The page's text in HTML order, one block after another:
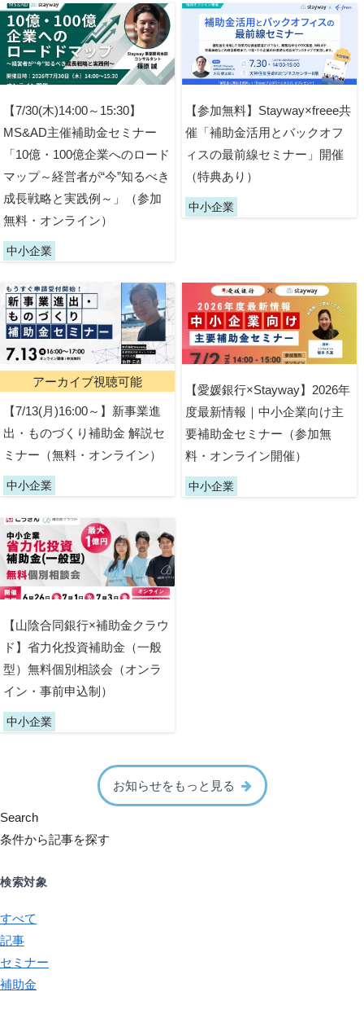
【7/30(木)14:00～15:30】
MS&AD主催補助金セミナー
「10億・100億企業へのロード
マップ～経営者が“今”知るべき
成長戦略と実践例～」（参加
無料・オンライン）
中小企業
【参加無料】Stayway×freee共
催「補助金活用とバックオフ
ィスの最前線セミナー」開催
（特典あり）
中小企業
アーカイブ視聴可能
【7/13(月)16:00～】新事業進
出・ものづくり補助金 解説セ
ミナー（無料・オンライン）
中小企業
【愛媛銀行×Stayway】2026年
度最新情報｜中小企業向け主
要補助金セミナー（参加無
料・オンライン開催）
中小企業
【山陰合同銀行×補助金クラウ
ド】省力化投資補助金（一般
型）無料個別相談会（オンラ
イン・事前申込制）
中小企業
お知らせをもっと見る
Search
条件から記事を探す
検索対象
すべて
記事
セミナー
補助金